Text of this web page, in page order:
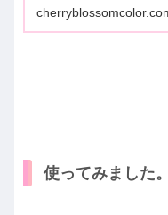
た
使ってみました